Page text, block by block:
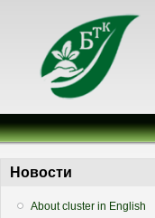
Новости
About cluster in English